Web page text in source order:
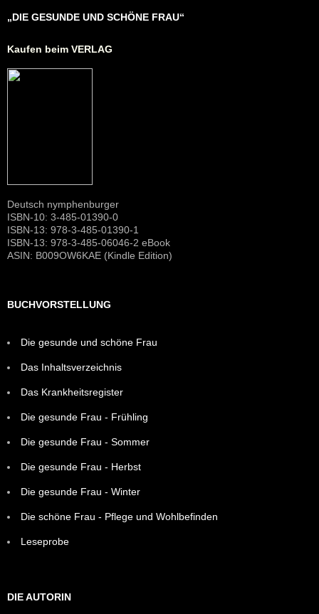
„DIE GESUNDE UND SCHÖNE FRAU“
Kaufen beim VERLAG
Deutsch nymphenburger
ISBN-10: 3-485-01390-0
ISBN-13: 978-3-485-01390-1
ISBN-13: 978-3-485-06046-2 eBook
ASIN: B009OW6KAE (Kindle Edition)
BUCHVORSTELLUNG
Die gesunde und schöne Frau
Das Inhaltsverzeichnis
Das Krankheitsregister
Die gesunde Frau - Frühling
Die gesunde Frau - Sommer
Die gesunde Frau - Herbst
Die gesunde Frau - Winter
Die schöne Frau - Pflege und Wohlbefinden
Leseprobe
DIE AUTORIN